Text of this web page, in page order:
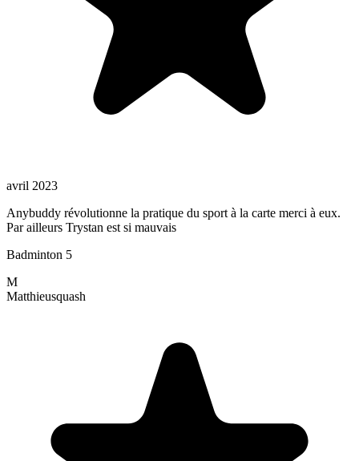
avril 2023
Anybuddy révolutionne la pratique du sport à la carte merci à eux.
Par ailleurs Trystan est si mauvais
Badminton 5
M
Matthieusquash